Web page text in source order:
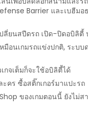
Barrier และเบฮีมอ
ยนสปีดรถ เปิด-ปิดอบิลิตี้
มือนเกมรถแข่งปกติ, ระบ
กจเต็มก็จะใช้อบิลิตี้ได้
คร ซื้อสติ๊กเกอร์มาแปะรถ
ของเกมตอนนี้ ยังไม่